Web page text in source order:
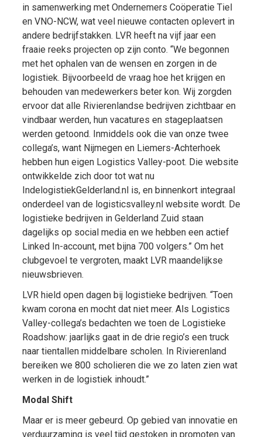
in samenwerking met Ondernemers Coöperatie Tiel
en VNO-NCW, wat veel nieuwe contacten oplevert in
andere bedrijfstakken. LVR heeft na vijf jaar een
fraaie reeks projecten op zijn conto. “We begonnen
met het ophalen van de wensen en zorgen in de
logistiek. Bijvoorbeeld de vraag hoe het krijgen en
behouden van medewerkers beter kon. Wij zorgden
ervoor dat alle Rivierenlandse bedrijven zichtbaar en
vindbaar werden, hun vacatures en stageplaatsen
werden getoond. Inmiddels ook die van onze twee
collega’s, want Nijmegen en Liemers-Achterhoek
hebben hun eigen Logistics Valley-poot. Die website
ontwikkelde zich door tot wat nu
IndelogistiekGelderland.nl is, en binnenkort integraal
onderdeel van de logisticsvalley.nl website wordt. De
logistieke bedrijven in Gelderland Zuid staan
dagelijks op social media en we hebben een actief
Linked In-account, met bijna 700 volgers.” Om het
clubgevoel te vergroten, maakt LVR maandelijkse
nieuwsbrieven.
LVR hield open dagen bij logistieke bedrijven. “Toen
kwam corona en mocht dat niet meer. Als Logistics
Valley-collega’s bedachten we toen de Logistieke
Roadshow: jaarlijks gaat in de drie regio’s een truck
naar tientallen middelbare scholen. In Rivierenland
bereiken we 800 scholieren die we zo laten zien wat
werken in de logistiek inhoudt.”
Modal Shift
Maar er is meer gebeurd. Op gebied van innovatie en
verduurzaming is veel tijd gestoken in promoten van